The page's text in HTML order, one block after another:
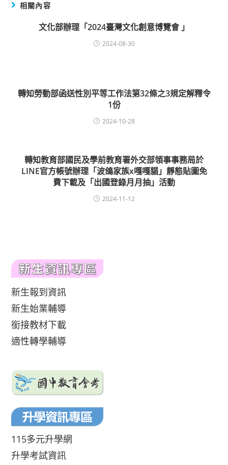
相關內容
文化部辦理「2024臺灣文化創意博覽會 」
2024-08-30
轉知勞動部函送性別平等工作法第32條之3規定解釋令
1份
2024-10-28
轉知教育部國民及學前教育署外交部領事事務局於
LINE官方帳號辦理「波鴿家族x嘎嘎貓」靜態貼圖免
費下載及「出國登錄月月抽」活動
2024-11-12
新生報到資訊
新生始業輔導
銜接教材下載
適性轉學輔導
115多元升學網
升學考試資訊